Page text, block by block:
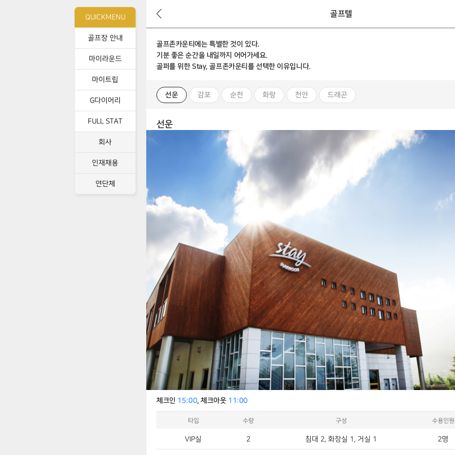
골프텔
뒤
로
가
골프존카운티에는 특별한 것이 있다.
기분 좋은 순간을 내일까지 어어가세요.
골퍼를 위한 Stay, 골프존카운티를 선택한 이유입니다.
선운 감포 순천 화랑 천안 드래곤
선운
체크인 15:00, 체크아웃 11:00
타입 수량 구성 수용인원
VIP실 2 침대 2, 화장실 1, 거실 1 2명
QUICKMENU
골프장 안내
마이라운드
마이트립
G다이어리
FULL STAT
회사
인재채용
연단체